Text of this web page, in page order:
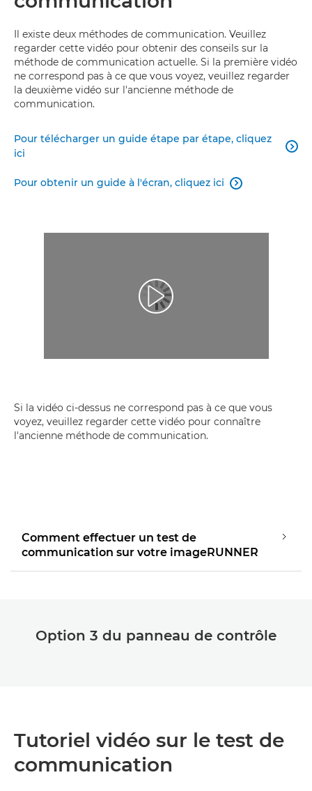
Il existe deux méthodes de communication. Veuillez
regarder cette vidéo pour obtenir des conseils sur la
méthode de communication actuelle. Si la première vidéo
ne correspond pas à ce que vous voyez, veuillez regarder
la deuxième vidéo sur l'ancienne méthode de
communication.
Pour télécharger un guide étape par étape, cliquez
ici

Pour obtenir un guide à l'écran, cliquez ici 
Lancer la vidéo
Si la vidéo ci-dessus ne correspond pas à ce que vous
voyez, veuillez regarder cette vidéo pour connaître
l'ancienne méthode de communication.
Comment effectuer un test de
communication sur votre imageRUNNER
Option 3 du panneau de contrôle
Tutoriel vidéo sur le test de
communication